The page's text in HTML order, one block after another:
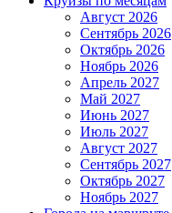
Август 2026
Сентябрь 2026
Октябрь 2026
Ноябрь 2026
Апрель 2027
Май 2027
Июнь 2027
Июль 2027
Август 2027
Сентябрь 2027
Октябрь 2027
Ноябрь 2027